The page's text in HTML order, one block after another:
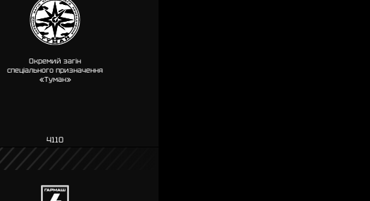
Окремий загін
спеціального призначення
«Туман»
4110